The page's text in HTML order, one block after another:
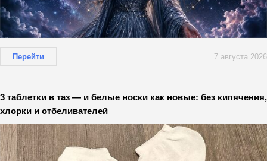
Перейти 7 августа 2026
3 таблетки в таз — и белые носки как новые: без кипячения,
хлорки и отбеливателей